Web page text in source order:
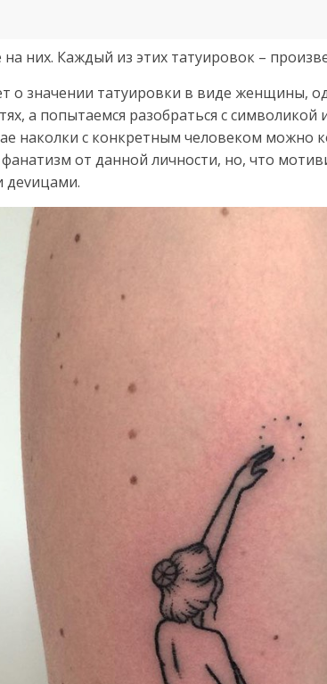
них. Каждый из этих татуировок –
о значении татуировки в виде женщины,
а попытаемся разобраться с символикой
наколки с конкретным человеком можно
от данной личности, но, что
деvицами.